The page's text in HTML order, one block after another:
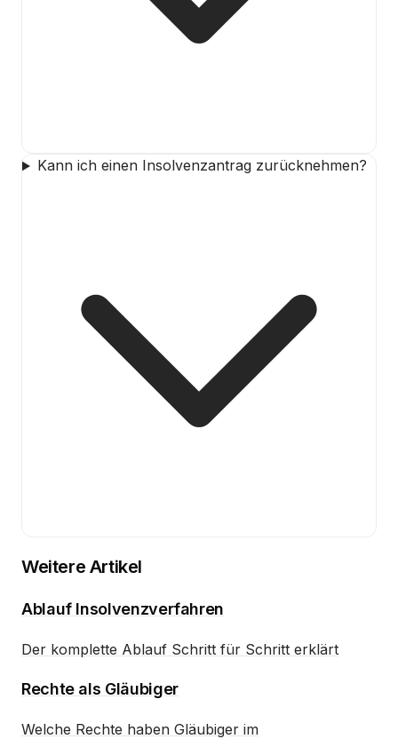
Kann ich einen Insolvenzantrag zurücknehmen?
Weitere Artikel
Ablauf Insolvenzverfahren
Der komplette Ablauf Schritt für Schritt erklärt
Rechte als Gläubiger
Welche Rechte haben Gläubiger im